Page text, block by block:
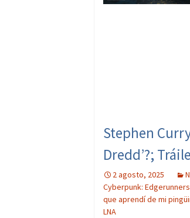
Stephen
Dredd’?;
2 agosto, 2025
Cyberpunk: Edgerunners
que aprendí de mi
LNA